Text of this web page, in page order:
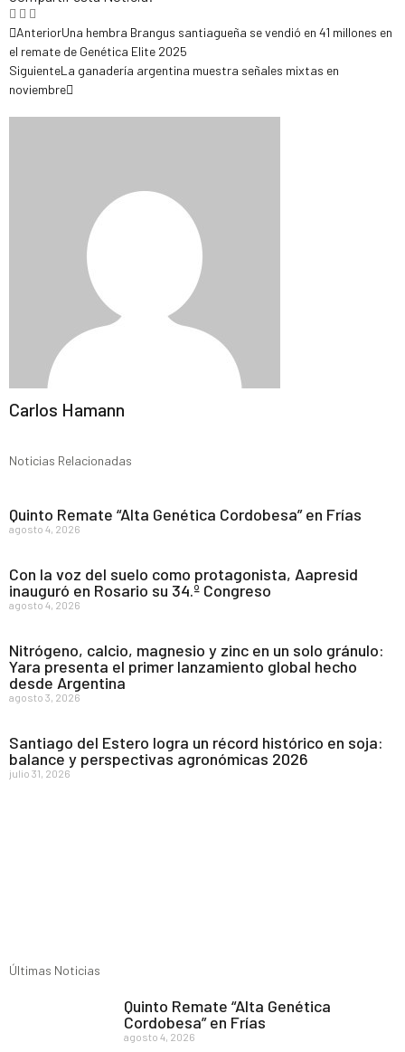
AnteriorUna hembra Brangus santiagueña se vendió en 41 millones en
el remate de Genética Elite 2025
SiguienteLa ganadería argentina muestra señales mixtas en
noviembre
Carlos Hamann
Noticias Relacionadas
Quinto Remate “Alta Genética Cordobesa” en Frías
agosto 4, 2026
Con la voz del suelo como protagonista, Aapresid
inauguró en Rosario su 34.º Congreso
agosto 4, 2026
Nitrógeno, calcio, magnesio y zinc en un solo gránulo:
Yara presenta el primer lanzamiento global hecho
desde Argentina
agosto 3, 2026
Santiago del Estero logra un récord histórico en soja:
balance y perspectivas agronómicas 2026
julio 31, 2026
Últimas Noticias
Quinto Remate “Alta Genética
Cordobesa” en Frías
agosto 4, 2026